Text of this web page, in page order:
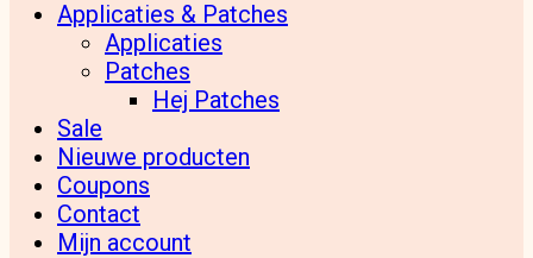
Applicaties & Patches
Applicaties
Patches
Hej Patches
Sale
Nieuwe producten
Coupons
Contact
Mijn account